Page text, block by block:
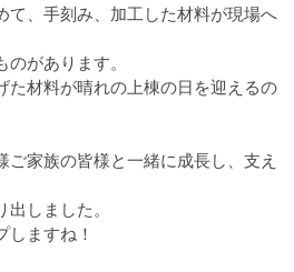
て、手刻み、加工した材料が現場へ
があります。
た材料が晴れの上棟の日を迎えるの
ご家族の皆様と一緒に成長し、支え
しました。
しますね！